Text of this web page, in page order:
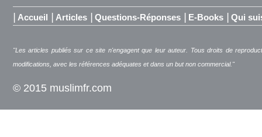
Accueil Articles Questions-Réponses E-Books Qui
"Les articles publiés sur ce site n'engagent que leur auteur. Tous droits de
modifications, avec les références adéquates et dans un but non commercial."
© 2015 muslimfr.com